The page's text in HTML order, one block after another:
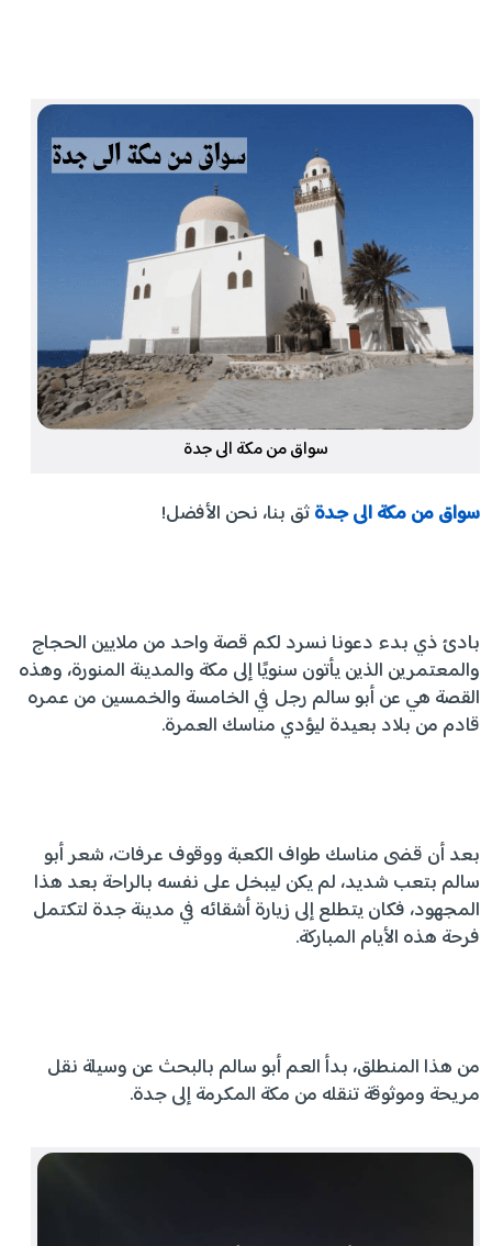
سواق من مكة الى جدة
سواق من مكة الى جدةثق بنا، نحن الأفضل!
بادئ ذي بدء دعونا نسرد لكم قصة واحد من ملايين الحجاج
والمعتمرين الذين يأتون سنويًا إلى مكة والمدينة المنورة، وهذه
القصة هي عن أبو سالم رجل في الخامسة والخمسين من عمره
قادم من بلاد بعيدة ليؤدي مناسك العمرة.
بعد أن قضى مناسك طواف الكعبة ووقوف عرفات، شعر أبو
سالم بتعب شديد، لم يكن ليبخل على نفسه بالراحة بعد هذا
المجهود، فكان يتطلع إلى زيارة أشقائه في مدينة جدة لتكتمل
فرحة هذه الأيام المباركة.
من هذا المنطلق، بدأ العم أبو سالم بالبحث عن وسيلة نقل
مريحة وموثوقة تنقله من مكة المكرمة إلى جدة.